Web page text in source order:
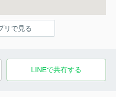
リで見る
LINEで共有する